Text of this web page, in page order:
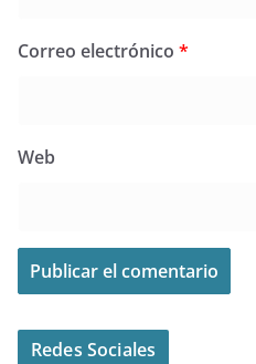
Correo electrónico *
Web
Redes Sociales